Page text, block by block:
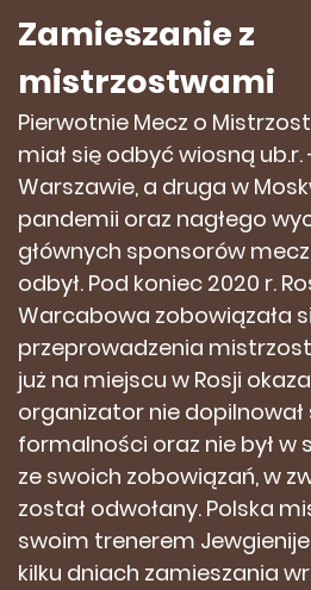
Zamieszanie z
mistrzostwami
Pierwotnie Mecz o
miał się odbyć wiosną
Warszawie, a druga w
pandemii oraz nagłego
głównych sponsorów
odbył. Pod koniec 2020 r.
Warcabowa zobowiązała
przeprowadzenia
już na miejscu w Rosji
organizator nie dopilnował
formalności oraz nie był w
ze swoich zobowiązań, w
został odwołany. Polska
swoim trenerem
kilku dniach zamieszania